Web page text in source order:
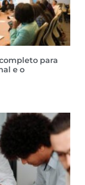
para
e o